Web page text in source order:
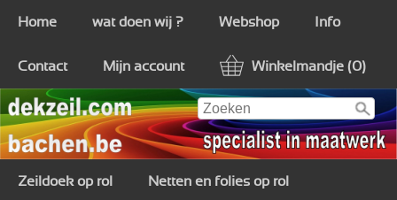
Home wat doen wij ? Webshop Info
Contact Mijn account Winkelmandje (0)
Zeildoek op rol Netten en folies op rol